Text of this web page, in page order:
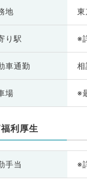
地
り駅 ※
車通勤
場 ※
利厚生
手当 ※